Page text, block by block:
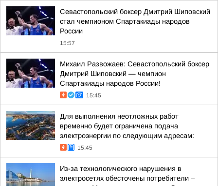
Севастопольский боксер Дмитрий Шиповский
стал чемпионом Спартакиады народов
России
15:57
Михаил Развожаев: Севастопольский боксер
Дмитрий Шиповский — чемпион
Спартакиады народов России!
15:45
Для выполнения неотложных работ
временно будет ограничена подача
электроэнергии по следующим адресам:
15:45
Из-за технологического нарушения в
электросетях обесточены потребители –